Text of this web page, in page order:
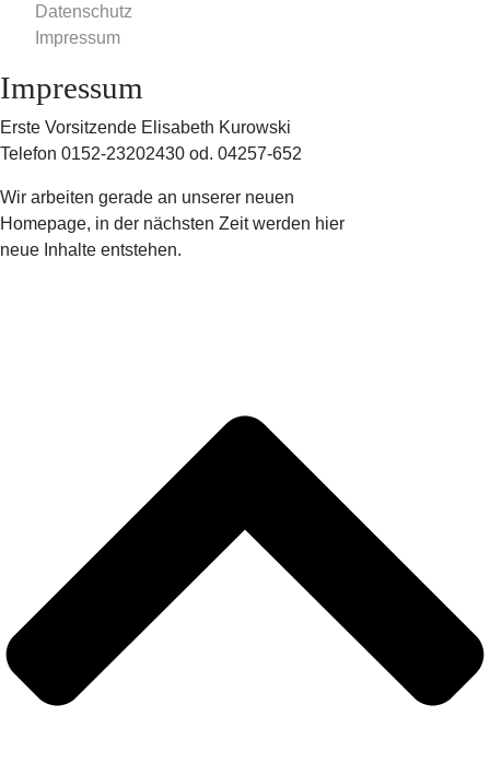
Datenschutz
Impressum
Impressum
Erste Vorsitzende Elisabeth Kurowski
Telefon 0152-23202430 od. 04257-652
Wir arbeiten gerade an unserer neuen
Homepage, in der nächsten Zeit werden hier
neue Inhalte entstehen.